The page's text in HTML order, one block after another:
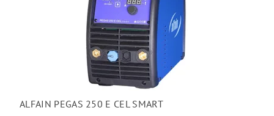
ALFAIN PEGAS 250 E CEL SMART